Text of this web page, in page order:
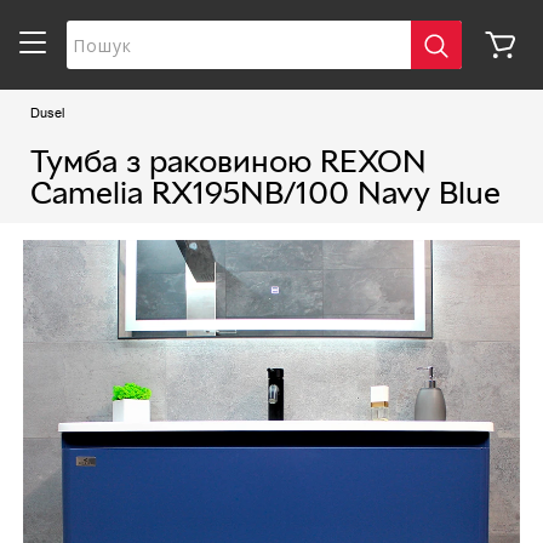
Dusel
Тумба з раковиною REXON
Camelia RX195NB/100 Navy Blue